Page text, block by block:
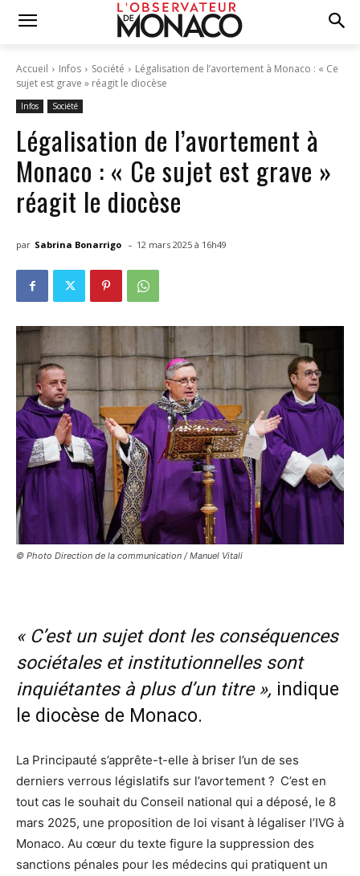
Accueil Infos Société
Légalisation de l’avortement à Monaco : « Ce
sujet est grave » réagit le diocèse
Infos Société
Légalisation de l’avortement à
Monaco : « Ce sujet est grave »
réagit le diocèse
par Sabrina Bonarrigo - 12 mars 2025 à 16h49
© Photo Direction de la communication / Manuel Vitali
« C’est un sujet dont les conséquences
sociétales et institutionnelles sont
inquiétantes à plus d’un titre », indique
le diocèse de Monaco.
La Principauté s’apprête-t-elle à briser l’un de ses
derniers verrous législatifs sur l’avortement ? C’est en
tout cas le souhait du Conseil national qui a déposé, le 8
mars 2025, une proposition de loi visant à légaliser l’IVG à
Monaco. Au cœur du texte figure la suppression des
sanctions pénales pour les médecins qui pratiquent un